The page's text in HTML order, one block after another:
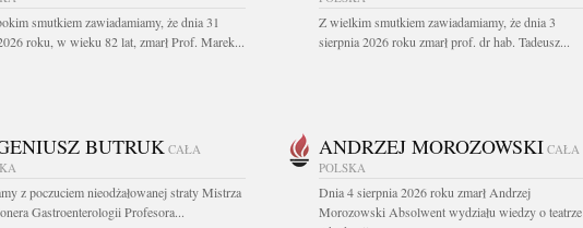
smutkiem zawiadamiamy, że dnia 31
roku, w wieku 82 lat, zmarł Prof. Marek...
Z wielkim smutkiem zawiadamiamy, że dnia 3
sierpnia 2026 roku zmarł prof. dr hab. Tadeusz...
BUTRUK CAŁA
z poczuciem nieodżałowanej straty Mistrza
Gastroenterologii Profesora...
ANDRZEJ MOROZOWSKI CAŁA
POLSKA
Dnia 4 sierpnia 2026 roku zmarł Andrzej
Morozowski Absolwent wydziału wiedzy o teatrze